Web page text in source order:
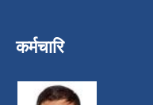
कर्मचारि